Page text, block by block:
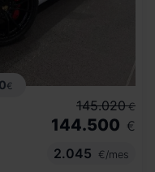
€
145.020 €
144.500 €
2.045
€/mes